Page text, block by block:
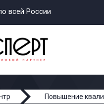
всей России
Повышение